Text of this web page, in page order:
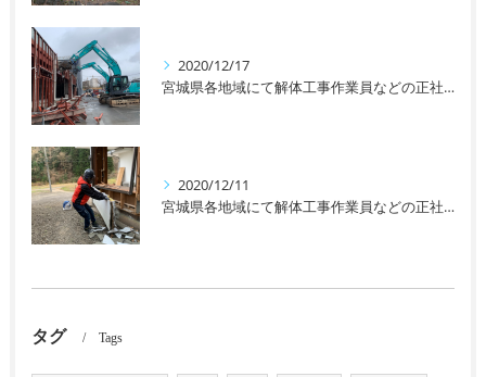
2020/12/17
宮城県各地域にて解体工事作業員などの正社員、アルバイトなどを募集しております！未経験者の方や女性の方も大歓迎です！
2020/12/11
宮城県各地域にて解体工事作業員などの正社員、アルバイトなどを募集しております！未経験者の方や女性の方も大歓迎です！
タグ Tags